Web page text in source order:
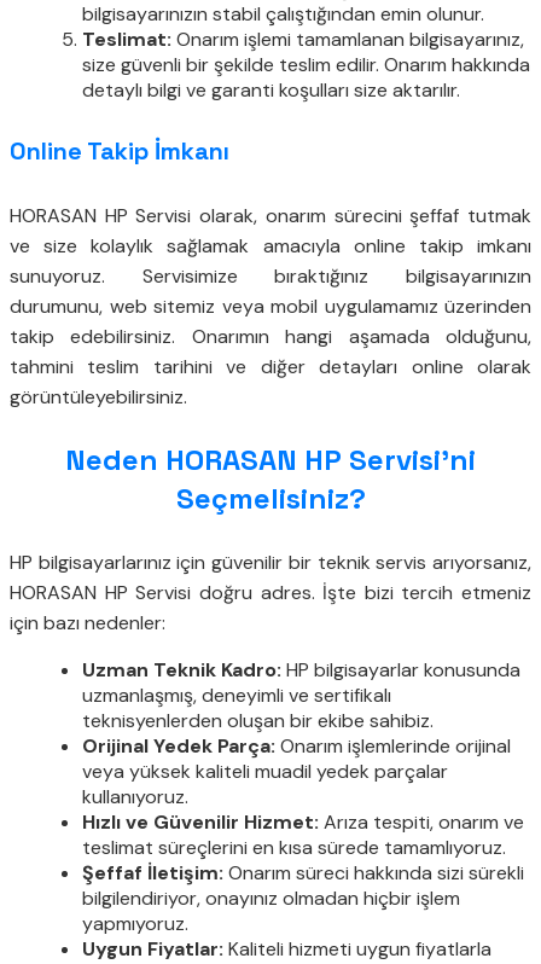
bilgisayarınızın stabil çalıştığından emin olunur.
Teslimat: Onarım işlemi tamamlanan bilgisayarınız,
size güvenli bir şekilde teslim edilir. Onarım hakkında
detaylı bilgi ve garanti koşulları size aktarılır.
Online Takip İmkanı
HORASAN HP Servisi olarak, onarım sürecini şeffaf tutmak
ve size kolaylık sağlamak amacıyla online takip imkanı
sunuyoruz. Servisimize bıraktığınız bilgisayarınızın
durumunu, web sitemiz veya mobil uygulamamız üzerinden
takip edebilirsiniz. Onarımın hangi aşamada olduğunu,
tahmini teslim tarihini ve diğer detayları online olarak
görüntüleyebilirsiniz.
Neden HORASAN HP Servisi’ni
Seçmelisiniz?
HP bilgisayarlarınız için güvenilir bir teknik servis arıyorsanız,
HORASAN HP Servisi doğru adres. İşte bizi tercih etmeniz
için bazı nedenler:
Uzman Teknik Kadro: HP bilgisayarlar konusunda
uzmanlaşmış, deneyimli ve sertifikalı
teknisyenlerden oluşan bir ekibe sahibiz.
Orijinal Yedek Parça: Onarım işlemlerinde orijinal
veya yüksek kaliteli muadil yedek parçalar
kullanıyoruz.
Hızlı ve Güvenilir Hizmet: Arıza tespiti, onarım ve
teslimat süreçlerini en kısa sürede tamamlıyoruz.
Şeffaf İletişim: Onarım süreci hakkında sizi sürekli
bilgilendiriyor, onayınız olmadan hiçbir işlem
yapmıyoruz.
Uygun Fiyatlar: Kaliteli hizmeti uygun fiyatlarla